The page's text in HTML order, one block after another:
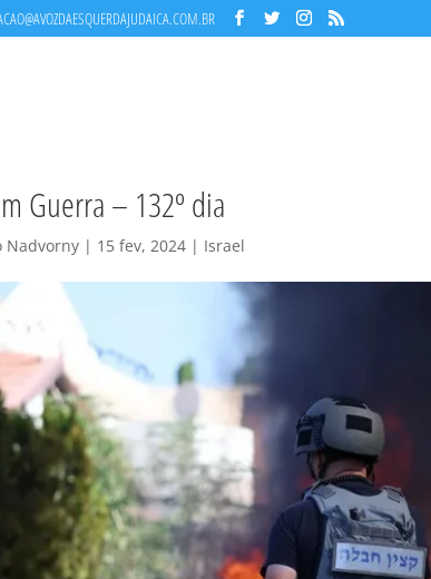
Guerra – 132º dia
Nadvorny | 15 fev, 2024 | Israel